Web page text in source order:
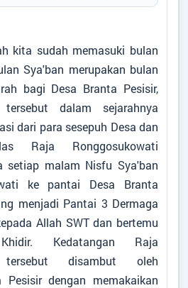
kita sudah memasuki bulan
Sya'ban merupakan bulan
bagi Desa Branta Pesisir,
dalam sejarahnya
dari para sesepuh Desa dan
Raja Ronggosukowati
setiap malam Nisfu Sya'ban
ke pantai Desa Branta
menjadi Pantai 3 Dermaga
Allah SWT dan bertemu
Kedatangan Raja
tersebut disambut oleh
Pesisir dengan memakaikan
Tengah 1
Bandaran
Mayang
DARMAWAN, S.T
Desa
DZULMI, S.AP
Desa